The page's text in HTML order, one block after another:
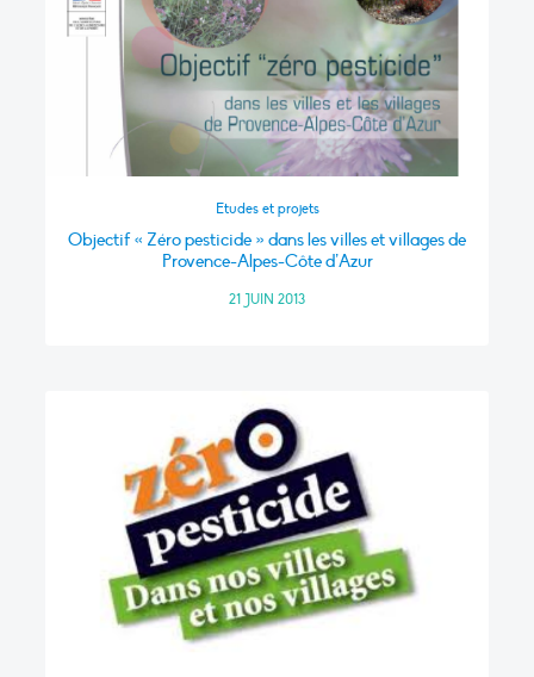
Etudes et projets
Objectif « Zéro pesticide » dans les villes et villages de
Provence-Alpes-Côte d’Azur
21 JUIN 2013